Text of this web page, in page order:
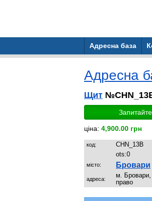
Адресна база
Адресна
Щит
ціна: 4,900.00 грн
код:
CHN_13B
ots:0
місто: Бровари
адреса:
м. Бровари,
право